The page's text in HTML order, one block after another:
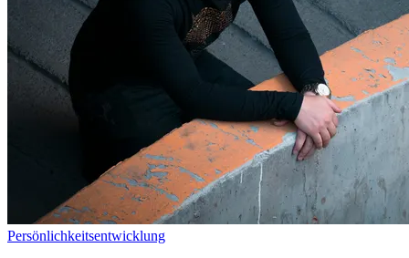
Persönlichkeitsentwicklung